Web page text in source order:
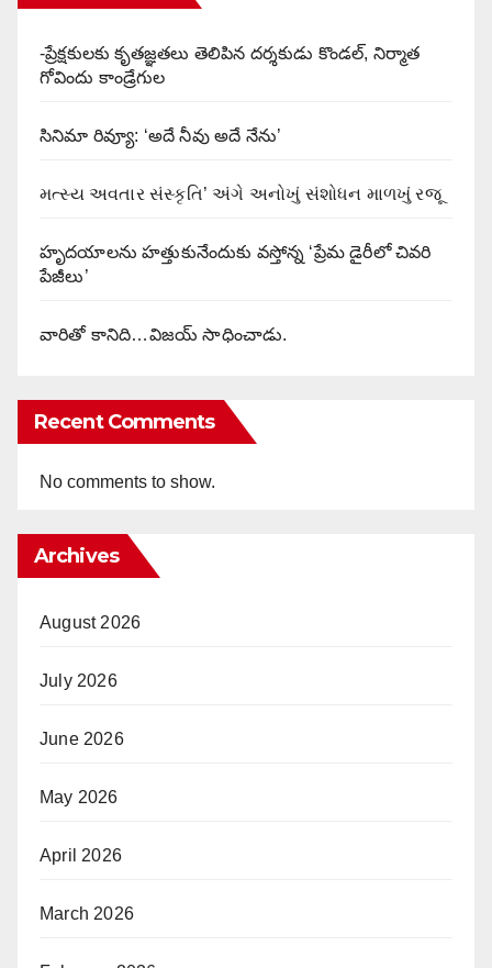
-ప్రేక్షకులకు కృతజ్ఞతలు తెలిపిన దర్శకుడు కొండల్, నిర్మాత
గోవిందు కాండ్రేగుల
సినిమా రివ్యూ: ‘అదే నీవు అదే నేను’
મત્સ્ય અવતાર સંસ્કૃતિ’ અંગે અનોખું સંશોધન માળખું રજૂ
హృదయాలను హత్తుకునేందుకు వస్తోన్న ‘ప్రేమ డైరీలో చివరి
పేజీలు’
వారితో కానిది…విజయ్ సాధించాడు.
Recent Comments
No comments to show.
Archives
August 2026
July 2026
June 2026
May 2026
April 2026
March 2026